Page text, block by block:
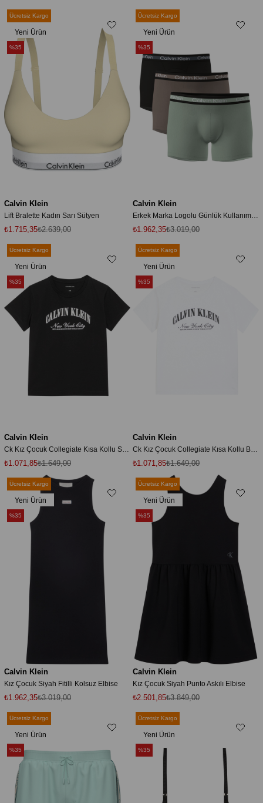
Calvin Klein
Lift Bralette Kadın Sarı Sütyen
₺1.715,35₺2.639,00
Ücretsiz Kargo
Yeni Ürün
%35
Calvin Klein
₺1.962,35₺3.019,00
Ücretsiz Kargo
Yeni Ürün
%35
Calvin Klein
Ck Kız Çocuk Collegiate Kısa Kollu Siyah T-Shirt
₺1.071,85₺1.649,00
Ücretsiz Kargo
Yeni Ürün
%35
Calvin Klein
Ck Kız Çocuk Collegiate Kısa Kollu Beyaz T-Shirt
₺1.071,85₺1.649,00
Ücretsiz Kargo
Yeni Ürün
%35
Calvin Klein
Kız Çocuk Siyah Fitilli Kolsuz Elbise
₺1.962,35₺3.019,00
Ücretsiz Kargo
Yeni Ürün
%35
Calvin Klein
Kız Çocuk Siyah Punto Askılı Elbise
₺2.501,85₺3.849,00
Ücretsiz Kargo
Yeni Ürün
%35
Ücretsiz Kargo
Yeni Ürün
%35
Ücretsiz Kargo
Yeni Ürün
%35